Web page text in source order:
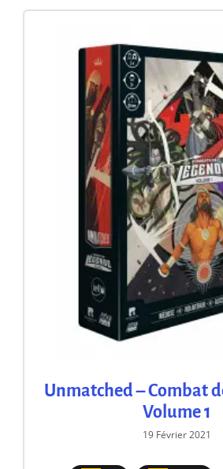
Unmatched – Combat
Volume 1
19 Février 2021